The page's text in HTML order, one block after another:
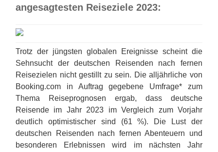
angesagtesten Reiseziele 2023:
Trotz der jüngsten globalen Ereignisse scheint die
Sehnsucht der deutschen Reisenden nach fernen
Reisezielen nicht gestillt zu sein. Die alljährliche von
Booking.com in Auftrag gegebene Umfrage* zum
Thema Reiseprognosen ergab, dass deutsche
Reisende im Jahr 2023 im Vergleich zum Vorjahr
deutlich optimistischer sind (61 %). Die Lust der
deutschen Reisenden nach fernen Abenteuern und
besonderen Erlebnissen wird im nächsten Jahr